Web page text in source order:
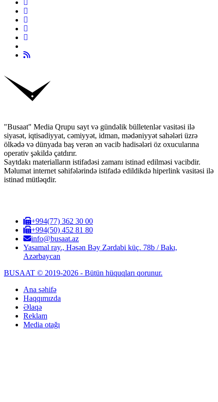
"Busaat" Media Qrupu sayt və gündəlik bülletenlər vasitəsi ilə
siyasət, iqtisadiyyat, cəmiyyət, idman, mədəniyyət sahələri üzrə
ölkədə və dünyada baş verən ən vacib hadisələri öz oxucularına
operativ şəkildə çatdırır.
Saytdakı materialların istifadəsi zamanı istinad edilməsi vacibdir.
Məlumat internet səhifələrində istifadə edildikdə hiperlink vasitəsi ilə
istinad mütləqdir.
+994(77) 362 30 00
+994(50) 452 81 80
info@busaat.az
Yasamal ray., Həsən Bəy Zərdabi küç. 78b / Bakı,
Azərbaycan
BUSAAT © 2019-2026 - Bütün hüquqları qorunur.
Ana səhifə
Haqqımızda
Əlaqə
Reklam
Media otağı